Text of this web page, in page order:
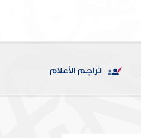
تراجم الأعلام